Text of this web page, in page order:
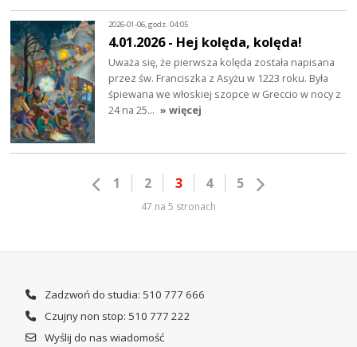
2026-01-06, godz. 04:05
4.01.2026 - Hej kolęda, kolęda!
Uważa się, że pierwsza kolęda została napisana
przez św. Franciszka z Asyżu w 1223 roku. Była
śpiewana we włoskiej szopce w Greccio w nocy z
24 na 25… » więcej
1 2 3 4 5
47 na 5 stronach
Zadzwoń do studia: 510 777 666
Czujny non stop: 510 777 222
Wyślij do nas wiadomość